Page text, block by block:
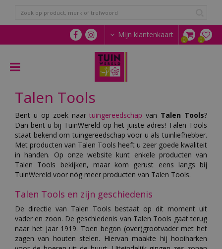
n
a
Mijn klantenkaart
Talen Tools
Bent u op zoek naartuingereedschap van Talen Tools?
Dan bent u bij TuinWereld op het juiste adres! Talen Tools
staat bekend om tuingereedschap voor u als tuinliefhebber.
Met producten van Talen Tools heeft u zeer goede kwaliteit
in handen. Op onze website kunt enkele producten van
Talen Tools bekijken, maar kom gerust eens langs bij
TuinWereld voor nóg meer producten van Talen Tools.
Talen Tools en zijn geschiedenis
De directie van Talen Tools bestaat op dit moment uit
vader en zoon. De geschiedenis van Talen Tools gaat terug
naar het jaar 1919. Toen begon (over)grootvader met het
zagen van houten stelen. Hiervan maakte hij hooiharken